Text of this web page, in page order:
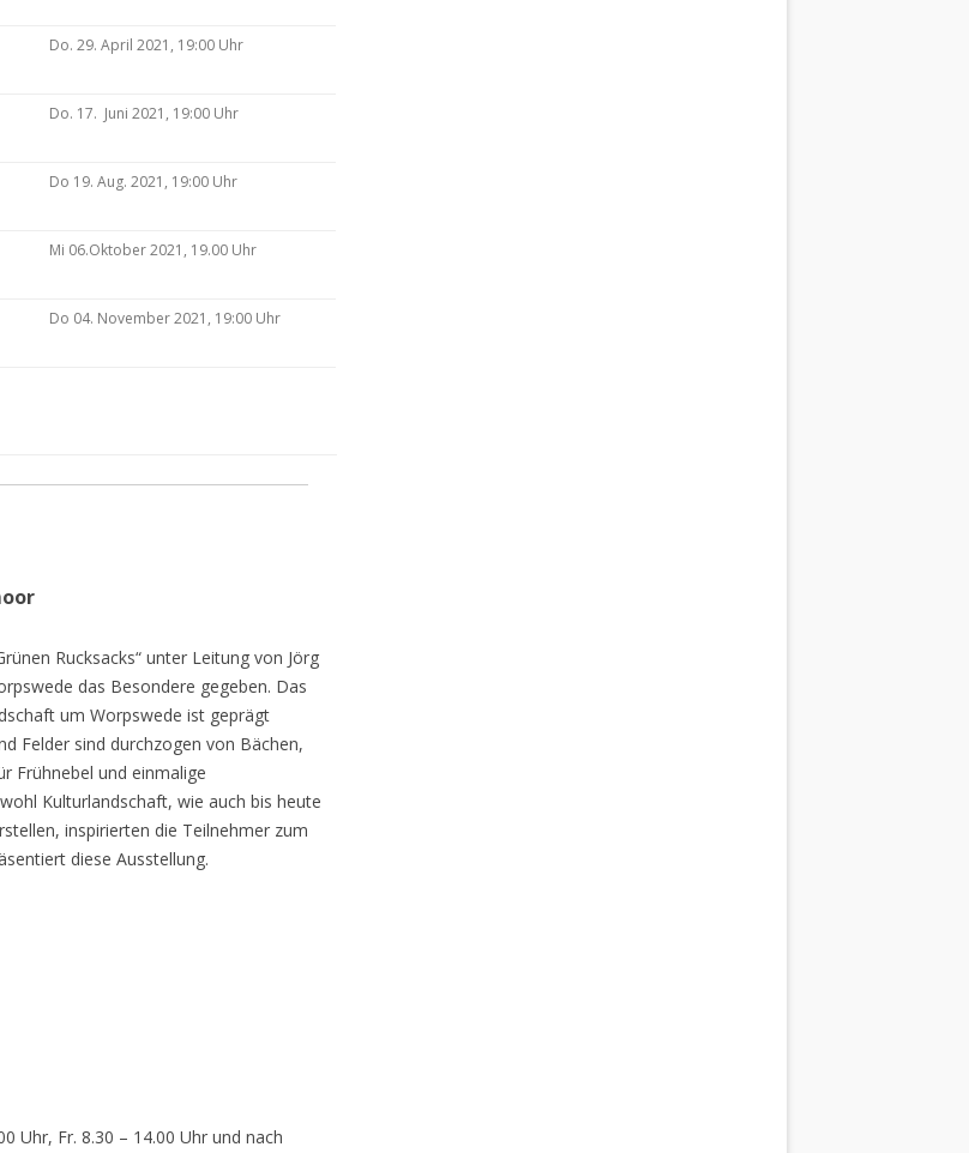
Do. 29. April 2021, 19:00 Uhr
Do. 17. Juni 2021, 19:00 Uhr
Do 19. Aug. 2021, 19:00 Uhr
Mi 06.Oktober 2021, 19.00 Uhr
Do 04. November 2021, 19:00 Uhr
Rucksacks“ unter Leitung von Jörg
das Besondere gegeben. Das
um Worpswede ist geprägt
Felder sind durchzogen von Bächen,
Frühnebel und einmalige
Kulturlandschaft, wie auch bis heute
inspirierten die Teilnehmer zum
diese Ausstellung.
Uhr, Fr. 8.30 – 14.00 Uhr und nach